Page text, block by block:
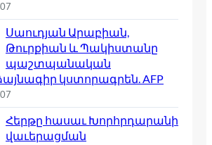
Սաուդյան Արաբիան,
Թուրքիան և Պակիստանը
պաշտպանական
կստորագրեն. AFP
Հերթը հասաւ Խորհրդարանի
վաւերացման